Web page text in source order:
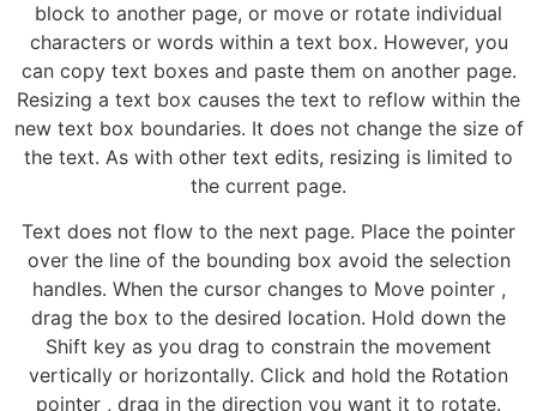
block to another page, or move or rotate individual
characters or words within a text box. However, you
can copy text boxes and paste them on another page.
Resizing a text box causes the text to reflow within the
new text box boundaries. It does not change the size of
the text. As with other text edits, resizing is limited to
the current page.
Text does not flow to the next page. Place the pointer
over the line of the bounding box avoid the selection
handles. When the cursor changes to Move pointer ,
drag the box to the desired location. Hold down the
Shift key as you drag to constrain the movement
vertically or horizontally. Click and hold the Rotation
pointer , drag in the direction you want it to rotate.